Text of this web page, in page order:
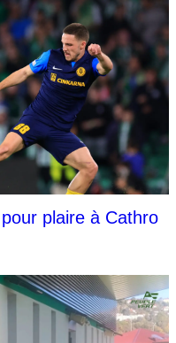
plaire à Cathro